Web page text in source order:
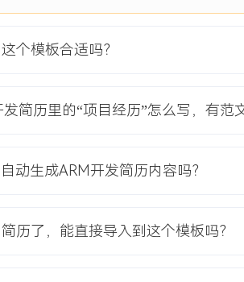
计，制定基于消息总线的模块化解耦方案，明
、IMU等关键传感器驱动的开发、调试与稳定
理图评审，解决电源时序与信号完整性问题，
管理框架，集成多种休眠唤醒策略，平衡性能与
能平均开发周期缩短XXX%，团队并行开发效
个模板合适吗？
简历里的“项目经历”怎么写，有范
动生成ARM开发简历内容吗？
历了，能直接导入到这个模板吗？